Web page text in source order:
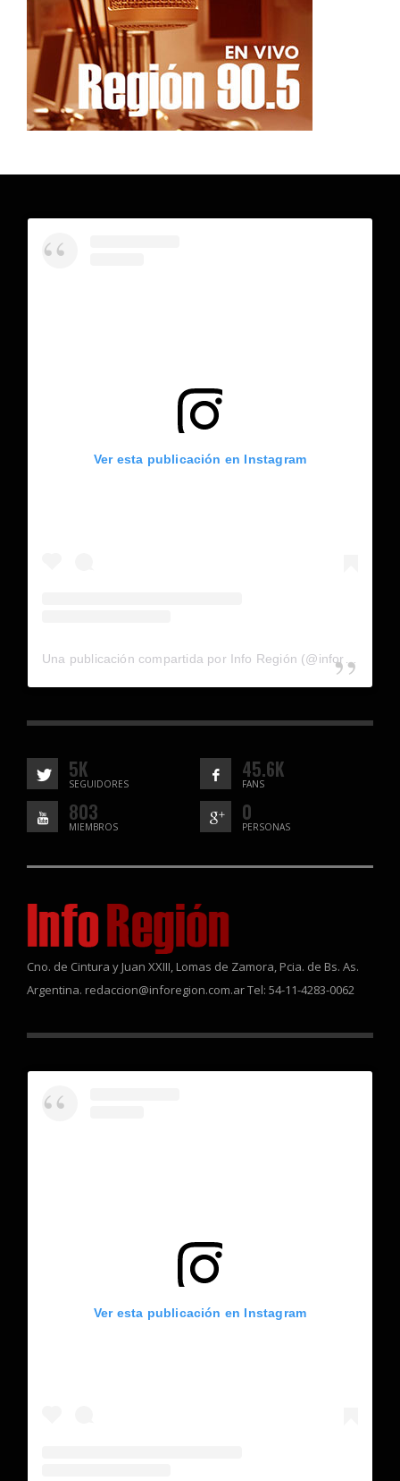
Ver esta publicación en Instagram
Una publicación compartida por Info Región (@inforegion_redes)
5K
SEGUIDORES
45.6K
FANS
803
MIEMBROS
0
PERSONAS
Cno. de Cintura y Juan XXIII, Lomas de Zamora, Pcia. de Bs. As.
Argentina. redaccion@inforegion.com.ar Tel: 54-11-4283-0062
Ver esta publicación en Instagram